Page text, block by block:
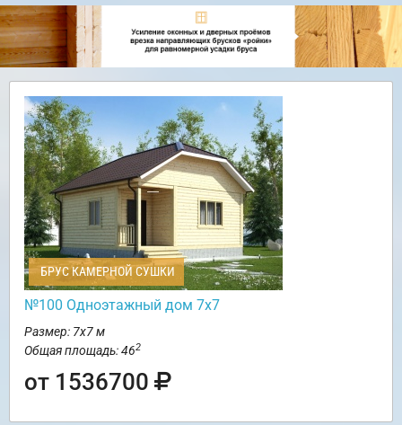
БРУС КАМЕРНОЙ СУШКИ
№100 Одноэтажный дом 7х7
Размер: 7х7 м
Общая площадь: 462
от 1536700